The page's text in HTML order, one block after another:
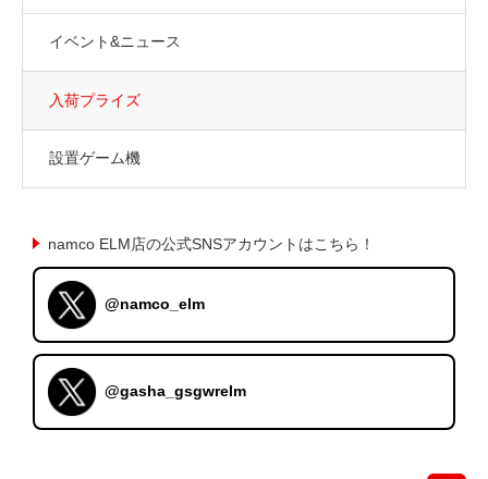
イベント&ニュース
入荷プライズ
設置ゲーム機
namco ELM店の公式SNSアカウントはこちら！
@namco_elm
@gasha_gsgwrelm